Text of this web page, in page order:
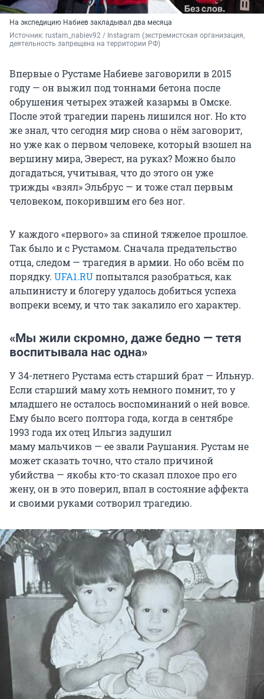
На экспедицию Набиев закладывал два месяца
Источник: rustam_nabiev92 / Instagram (экстремистская организация,
деятельность запрещена на территории РФ)
Впервые о Рустаме Набиеве заговорили в 2015
году — он выжил под тоннами бетона после
обрушения четырех этажей казармы в Омске.
После этой трагедии парень лишился ног. Но кто
же знал, что сегодня мир снова о нём заговорит,
но уже как о первом человеке, который взошел на
вершину мира, Эверест, на руках? Можно было
догадаться, учитывая, что до этого он уже
трижды «взял» Эльбрус — и тоже стал первым
человеком, покорившим его без ног.
У каждого «первого» за спиной тяжелое прошлое.
Так было и с Рустамом. Сначала предательство
отца, следом — трагедия в армии. Но обо всём по
порядку. UFA1.RUпопытался разобраться, как
альпинисту и блогеру удалось добиться успеха
вопреки всему, и что так закалило его характер.
«Мы жили скромно, даже бедно — тетя
воспитывала нас одна»
У 34-летнего Рустама есть старший брат — Ильнур.
Если старший маму хоть немного помнит, то у
младшего не осталось воспоминаний о ней вовсе.
Ему было всего полтора года, когда в сентябре
1993 года их отец Ильгиз задушил
маму мальчиков — ее звали Раушания. Рустам не
может сказать точно, что стало причиной
убийства — якобы кто-то сказал плохое про его
жену, он в это поверил, впал в состояние аффекта
и своими руками сотворил трагедию.